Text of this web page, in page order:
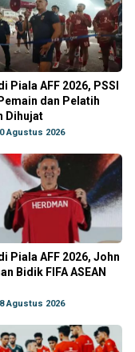
Piala AFF 2026, PSSI
dan Pelatih
Dihujat
Agustus 2026
Piala AFF 2026, John
Bidik FIFA ASEAN
Agustus 2026